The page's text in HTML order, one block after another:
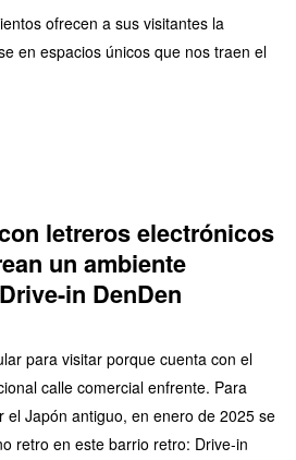
ofrecen a sus visitantes la
en espacios únicos que nos traen el
letreros electrónicos
un ambiente
in DenDen
para visitar porque cuenta con el
calle comercial enfrente. Para
el Japón antiguo, en enero de 2025 se
retro en este barrio retro: Drive-in